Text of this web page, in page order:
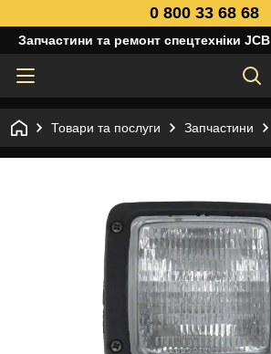
0 800 33 68 68
Запчастини та ремонт спецтехніки JCB
Товари та послуги Запчастини